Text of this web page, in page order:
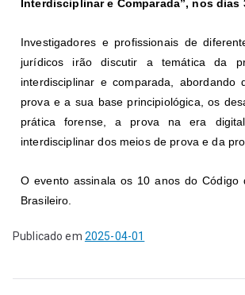
Interdisciplinar e Comparada”, nos dias
Investigadores e profissionais de
jurídicos irão discutir a temática da
interdisciplinar e comparada, abordando
prova e a sua base principiológica, os
prática forense, a prova na era
interdisciplinar dos meios de prova e da
O evento assinala os 10 anos do Código
Brasileiro.
Publicado em 2025-04-01